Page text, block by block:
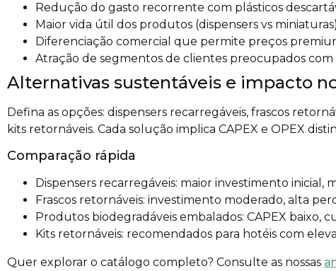
Redução do gasto recorrente com plásticos
Maior vida útil dos produtos (dispensers vs
Diferenciação comercial que permite preços
Atração de segmentos de clientes preocupados
Alternativas sustentáveis e impacto
Defina as opções: dispensers recarregáveis, frascos
kits retornáveis. Cada solução implica CAPEX e OPEX
Comparação rápida
Dispensers recarregáveis: maior investimento inicial,
Frascos retornáveis: investimento moderado, alta
Produtos biodegradáveis embalados: CAPEX baixo,
Kits retornáveis: recomendados para hotéis com
Quer explorar o catálogo completo? Consulte as nossas